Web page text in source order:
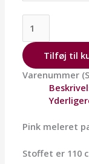
Tilføj til
Varenummer
Pink meleret
Stoffet er 110